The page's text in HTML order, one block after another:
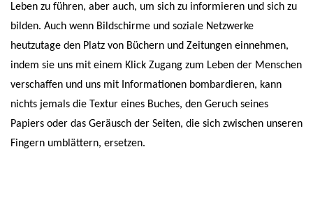
Leben zu führen, aber auch, um sich zu informieren und sich zu
bilden. Auch wenn Bildschirme und soziale Netzwerke
heutzutage den Platz von Büchern und Zeitungen einnehmen,
indem sie uns mit einem Klick Zugang zum Leben der Menschen
verschaffen und uns mit Informationen bombardieren, kann
nichts jemals die Textur eines Buches, den Geruch seines
Papiers oder das Geräusch der Seiten, die sich zwischen unseren
Fingern umblättern, ersetzen.